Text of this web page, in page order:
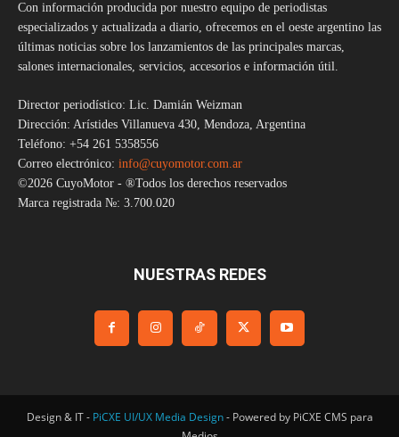
Con información producida por nuestro equipo de periodistas
especializados y actualizada a diario, ofrecemos en el oeste argentino las
últimas noticias sobre los lanzamientos de las principales marcas,
salones internacionales, servicios, accesorios e información útil.
Director periodístico: Lic. Damián Weizman
Dirección: Arístides Villanueva 430, Mendoza, Argentina
Teléfono: +54 261 5358556
Correo electrónico: info@cuyomotor.com.ar
©2026 CuyoMotor - ®Todos los derechos reservados
Marca registrada №: 3.700.020
NUESTRAS REDES
Design & IT - PiCXE UI/UX Media Design- Powered by PiCXE CMS para